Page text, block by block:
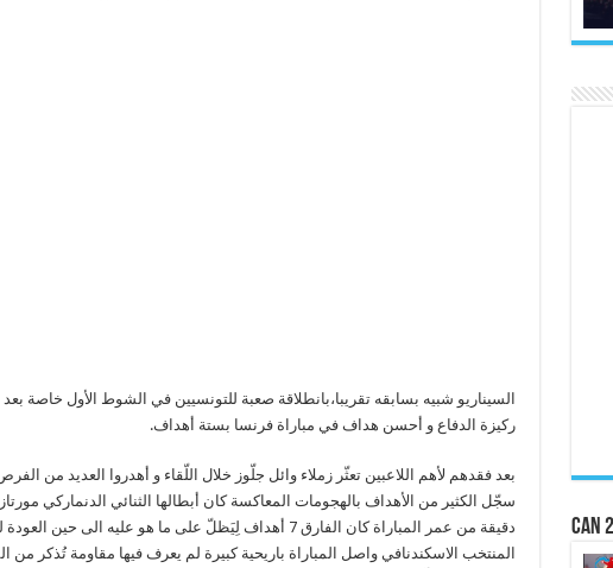
السيناريو شبيه بسابقه تقريبا،بانطلاقة صعبة للتونسيين في الشوط الأول خاصة
ركيزة الدفاع و أحسن هداف في مباراة فرنسا بستة أهداف.
بعد فقدهم لأهم اللاعبين تعثّر زملاء وائل جلّوز خلال اللّقاء و أهدروا العديد من
المنتخب الاسكندنافي واصل المباراة باريحية كبيرة لم يعرف فيها مقاومة تُذكر
CAN